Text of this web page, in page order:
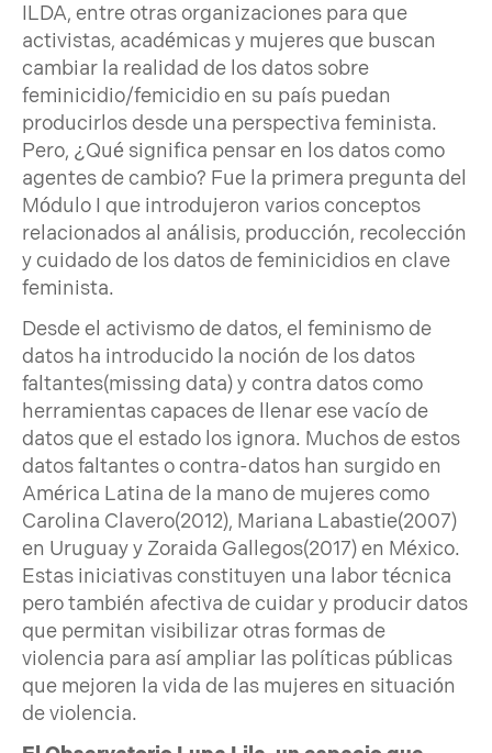
ILDA, entre otras organizaciones para que
activistas, académicas y mujeres que buscan
cambiar la realidad de los datos sobre
feminicidio/femicidio en su país puedan
producirlos desde una perspectiva feminista.
Pero, ¿Qué significa pensar en los datos como
agentes de cambio? Fue la primera pregunta del
Módulo I que introdujeron varios conceptos
relacionados al análisis, producción, recolección
y cuidado de los datos de feminicidios en clave
feminista.
Desde el activismo de datos, el feminismo de
datos ha introducido la noción de los datos
faltantes(missing data) y contra datos como
herramientas capaces de llenar ese vacío de
datos que el estado los ignora. Muchos de estos
datos faltantes o contra-datos han surgido en
América Latina de la mano de mujeres como
Carolina Clavero(2012), Mariana Labastie(2007)
en Uruguay y Zoraida Gallegos(2017) en México.
Estas iniciativas constituyen una labor técnica
pero también afectiva de cuidar y producir datos
que permitan visibilizar otras formas de
violencia para así ampliar las políticas públicas
que mejoren la vida de las mujeres en situación
de violencia.